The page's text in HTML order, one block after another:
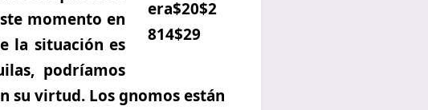
momento en
la situación es
podríamos
su virtud. Los gnomos están